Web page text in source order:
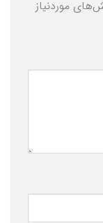
موردنیاز